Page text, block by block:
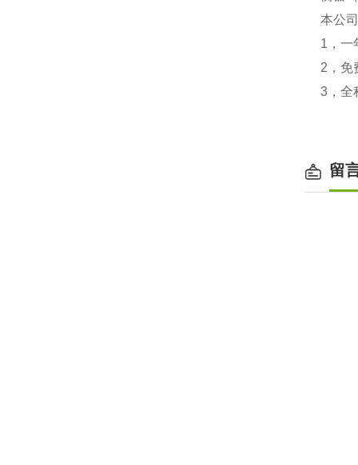
本公
1，一
2，免
3，全
留